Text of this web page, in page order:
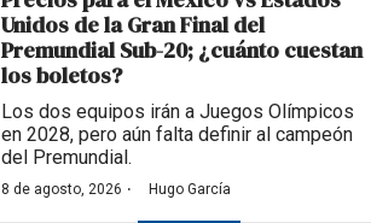
Unidos de la Gran Final del
Premundial Sub-20; ¿cuánto cuestan
los boletos?
Los dos equipos irán a Juegos Olímpicos
en 2028, pero aún falta definir al campeón
del Premundial.
8 de agosto, 2026 · Hugo García